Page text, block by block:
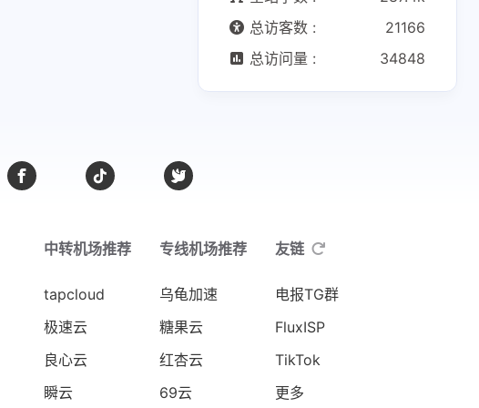
总访客数 :
21166
总访问量 :
34848
中转机场推荐
tapcloud
极速云
良心云
瞬云
专线机场推荐
乌龟加速
糖果云
红杏云
69云
友链
电报TG群
FluxISP
TikTok
更多